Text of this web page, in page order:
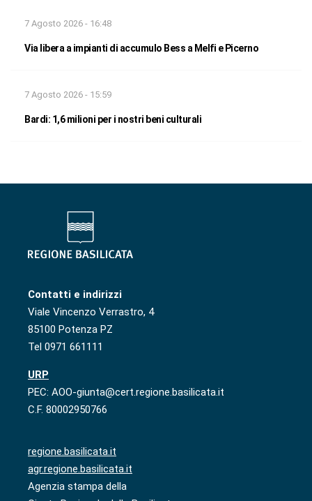
7 Agosto 2026 - 16:48
Via libera a impianti di accumulo Bess a Melfi e Picerno
7 Agosto 2026 - 15:59
Bardi: 1,6 milioni per i nostri beni culturali
Contatti e indirizzi
Viale Vincenzo Verrastro, 4
85100 Potenza PZ
Tel 0971 661111
URP
PEC: AOO-giunta@cert.regione.basilicata.it
C.F. 80002950766
regione.basilicata.it
agr.regione.basilicata.it
Agenzia stampa della